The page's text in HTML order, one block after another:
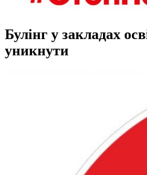
Булінг у закладах
уникнути